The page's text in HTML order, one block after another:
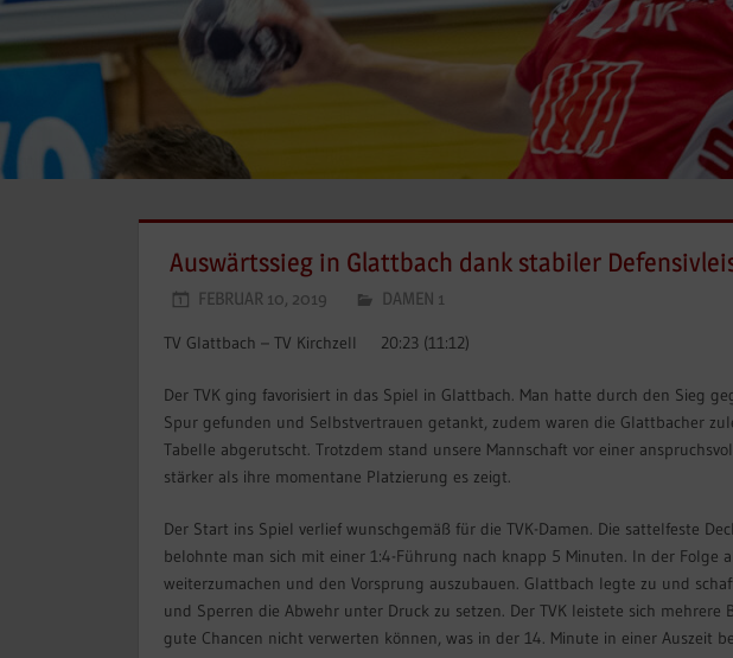
Auswärtssieg in Glattbach dank stabiler
FEBRUAR 10, 2019 DAMEN 1
TV Glattbach – TV Kirchzell 20:23 (11:12)
Der TVK ging favorisiert in das Spiel in Glattbach. Man hatte durch den Sieg
Spur gefunden und Selbstvertrauen getankt, zudem waren die Glattbacher
Tabelle abgerutscht. Trotzdem stand unsere Mannschaft vor einer
stärker als ihre momentane Platzierung es zeigt.
Der Start ins Spiel verlief wunschgemäß für die TVK-Damen. Die sattelfeste
belohnte man sich mit einer 1:4-Führung nach knapp 5 Minuten. In der Folge
weiterzumachen und den Vorsprung auszubauen. Glattbach legte zu und
und Sperren die Abwehr unter Druck zu setzen. Der TVK leistete sich
gute Chancen nicht verwerten können, was in der 14. Minute in einer Auszeit